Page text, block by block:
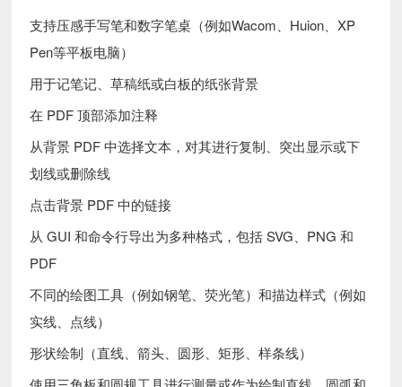
支持压感手写笔和数字笔桌（例如Wacom、Huion、XP
Pen等平板电脑）
用于记笔记、草稿纸或白板的纸张背景
在 PDF 顶部添加注释
从背景 PDF 中选择文本，对其进行复制、突出显示或下
划线或删除线
点击背景 PDF 中的链接
从 GUI 和命令行导出为多种格式，包括 SVG、PNG 和
PDF
不同的绘图工具（例如钢笔、荧光笔）和描边样式（例如
实线、点线）
形状绘制（直线、箭头、圆形、矩形、样条线）